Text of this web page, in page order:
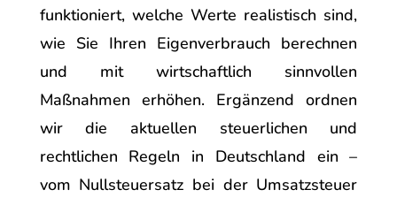
funktioniert, welche Werte realistisch sind,
wie Sie Ihren Eigenverbrauch berechnen
und mit wirtschaftlich sinnvollen
Maßnahmen erhöhen. Ergänzend ordnen
wir die aktuellen steuerlichen und
rechtlichen Regeln in Deutschland ein –
vom Nullsteuersatz bei der Umsatzsteuer